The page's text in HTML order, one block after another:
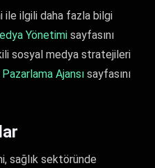
ile ilgili daha fazla bilgi
Yönetimi sayfasını
sosyal medya stratejileri
Ajansı sayfasını
sağlık sektöründe